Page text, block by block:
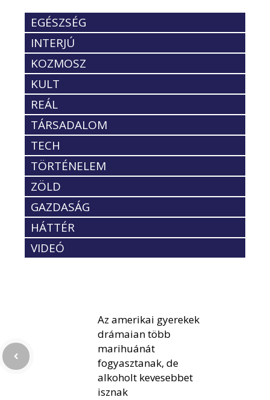
EGÉSZSÉG
INTERJÚ
KOZMOSZ
KULT
REÁL
TÁRSADALOM
TECH
TÖRTÉNELEM
ZÖLD
GAZDASÁG
HÁTTÉR
VIDEÓ
Az amerikai gyerekek
drámaian több
marihuánát
fogyasztanak, de
alkoholt kevesebbet
isznak